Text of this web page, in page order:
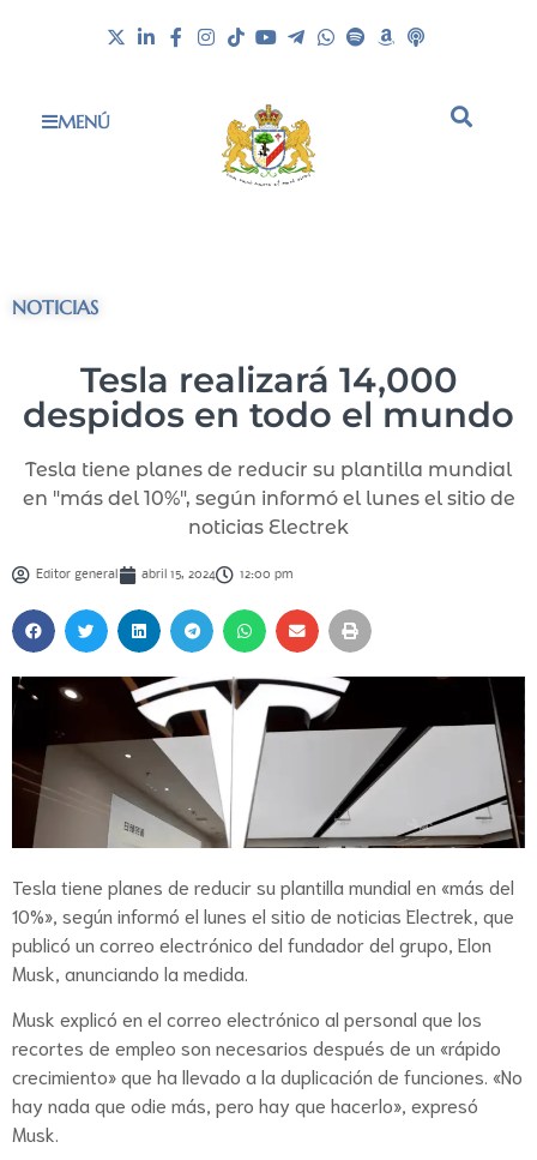
MENÚ
NOTICIAS
Tesla realizará 14,000
despidos en todo el mundo
Tesla tiene planes de reducir su plantilla mundial
en "más del 10%", según informó el lunes el sitio de
noticias Electrek
Editor general abril 15, 2024 12:00 pm
Tesla tiene planes de reducir su plantilla mundial en «más del
10%», según informó el lunes el sitio de noticias Electrek, que
publicó un correo electrónico del fundador del grupo, Elon
Musk, anunciando la medida.
Musk explicó en el correo electrónico al personal que los
recortes de empleo son necesarios después de un «rápido
crecimiento» que ha llevado a la duplicación de funciones. «No
hay nada que odie más, pero hay que hacerlo», expresó
Musk.